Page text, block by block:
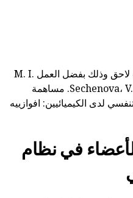
وضعت في وقت لاحق وذلك بفضل العمل M. I.
Sechenova، V. M. Behtereva، P. K. Anohina. مساهمة
لدى الكيميائيين: افوازييه
في نظام